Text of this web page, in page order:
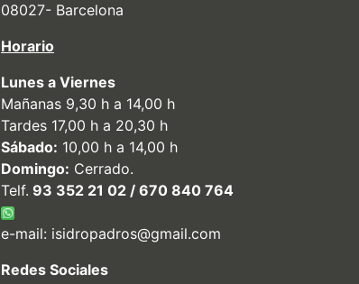
08027- Barcelona
Horario
Lunes a Viernes
Mañanas 9,30 h a 14,00 h
Tardes 17,00 h a 20,30 h
Sábado: 10,00 h a 14,00 h
Domingo: Cerrado.
Telf. 93 352 21 02 / 670 840 764
e-mail: isidropadros@gmail.com
Redes Sociales